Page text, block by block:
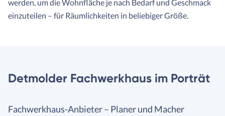
werden, um die Wohnfläche je nach Bedarf und Geschmack
einzuteilen – für Räumlichkeiten in beliebiger Größe.
Detmolder Fachwerkhaus im Porträt
Fachwerkhaus-Anbieter – Planer und Macher